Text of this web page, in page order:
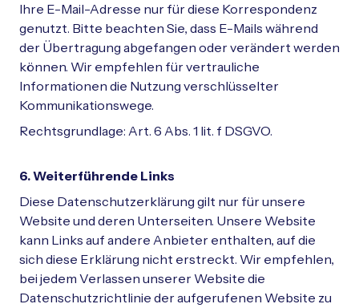
Ihre E-Mail-Adresse nur für diese Korrespondenz
genutzt. Bitte beachten Sie, dass E-Mails während
der Übertragung abgefangen oder verändert werden
können. Wir empfehlen für vertrauliche
Informationen die Nutzung verschlüsselter
Kommunikationswege.
Rechtsgrundlage: Art. 6 Abs. 1 lit. f DSGVO.
6. Weiterführende Links
Diese Datenschutzerklärung gilt nur für unsere
Website und deren Unterseiten. Unsere Website
kann Links auf andere Anbieter enthalten, auf die
sich diese Erklärung nicht erstreckt. Wir empfehlen,
bei jedem Verlassen unserer Website die
Datenschutzrichtlinie der aufgerufenen Website zu